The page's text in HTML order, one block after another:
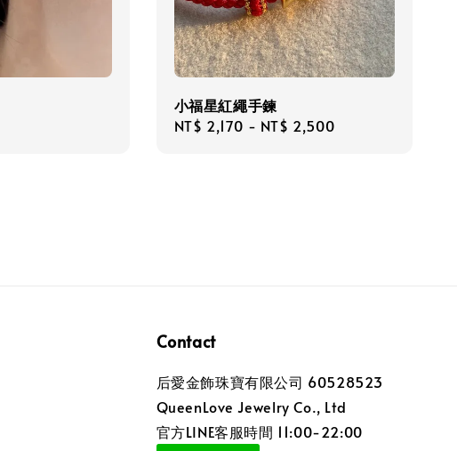
小福星紅繩手鍊
Regular
NT$ 2,170 - NT$ 2,500
Contact
后愛金飾珠寶有限公司 60528523
QueenLove Jewelry Co., Ltd
官方LINE客服時間 11:00-22:00